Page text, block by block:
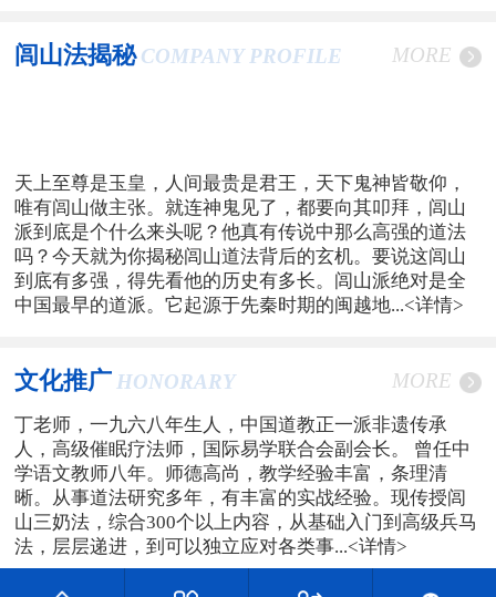
闾山法揭秘 COMPANY PROFILE MORE
天上至尊是玉皇，人间最贵是君王，天下鬼神皆敬仰，
唯有闾山做主张。就连神鬼见了，都要向其叩拜，闾山
派到底是个什么来头呢？他真有传说中那么高强的道法
吗？今天就为你揭秘闾山道法背后的玄机。要说这闾山
到底有多强，得先看他的历史有多长。闾山派绝对是全
中国最早的道派。它起源于先秦时期的闽越地...<详情>
文化推广 HONORARY MORE
丁老师，一九六八年生人，中国道教正一派非遗传承
人，高级催眠疗法师，国际易学联合会副会长。 曾任中
学语文教师八年。师德高尚，教学经验丰富，条理清
晰。从事道法研究多年，有丰富的实战经验。现传授闾
山三奶法，综合300个以上内容，从基础入门到高级兵马
法，层层递进，到可以独立应对各类事...<详情>